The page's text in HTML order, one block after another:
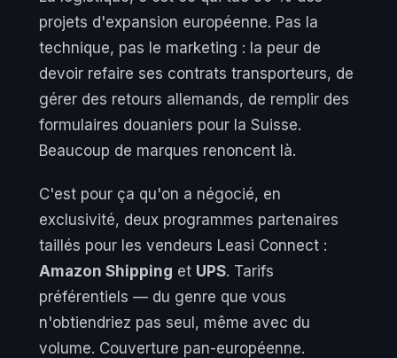
projets d'expansion européenne. Pas la
technique, pas le marketing : la peur de
devoir refaire ses contrats transporteurs, de
gérer des retours allemands, de remplir des
formulaires douaniers pour la Suisse.
Beaucoup de marques renoncent là.
C'est pour ça qu'on a négocié, en
exclusivité, deux programmes partenaires
taillés pour les vendeurs Leasi Connect :
Amazon Shipping et UPS. Tarifs
préférentiels — du genre que vous
n'obtiendriez pas seul, même avec du
volume. Couverture pan-européenne.